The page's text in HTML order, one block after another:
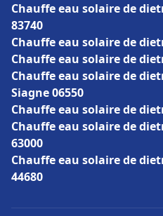
Chauffe eau solaire de
83740
Chauffe eau solaire de
Chauffe eau solaire de
Chauffe eau solaire de
Siagne 06550
Chauffe eau solaire de
Chauffe eau solaire de
63000
Chauffe eau solaire de
44680